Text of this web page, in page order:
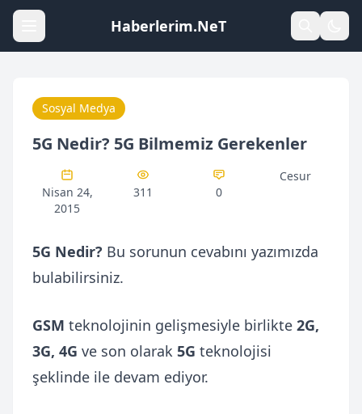
Haberlerim.NeT
Sosyal Medya
5G Nedir? 5G Bilmemiz Gerekenler
Nisan 24,
2015
311 0
Cesur
5G Nedir? Bu sorunun cevabını yazımızda
bulabilirsiniz.
GSM teknolojinin gelişmesiyle birlikte 2G,
3G, 4G ve son olarak 5G teknolojisi
şeklinde ile devam ediyor.